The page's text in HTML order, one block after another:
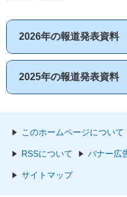
2026年の報道発表資料
2025年の報道発表資料
このホームページについて
RSSについて バナー広
サイトマップ